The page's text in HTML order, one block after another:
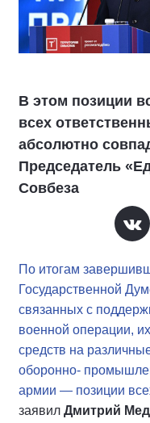
В этом позиции
всех
абсолютно
Председатель
Совбеза
По итогам
Государственной
связанных с
военной операции,
средств на
оборонно-
армии — позиции
заявил Дмитрий